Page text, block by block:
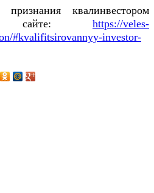
квалинвестором
сайте: https://veles-
#kvalifitsirovannyy-investor-